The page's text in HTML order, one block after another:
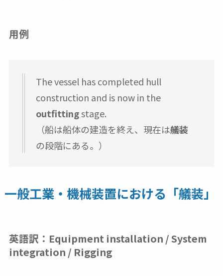
用例
The vessel has completed hull
construction and is now in the
outfittingstage.
（船は船体の建造を終え、現在は艤装
の段階にある。）
一般工業・機械装置における「艤装」
英語訳： Equipment installation / System
integration / Rigging